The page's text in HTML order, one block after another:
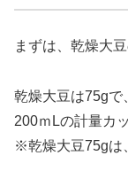
まずは、乾燥大
乾燥大豆は75gで
200ｍLの計量カ
※乾燥大豆75gは